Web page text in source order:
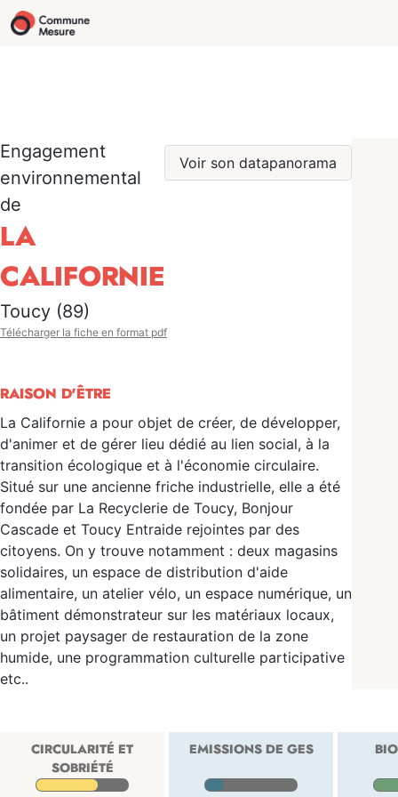
Engagement
environnemental
de
LA
CALIFORNIE
Voir son datapanorama
Toucy (89)
Télécharger la fiche en format pdf
RAISON D'ÊTRE
La Californie a pour objet de créer, de développer,
d'animer et de gérer lieu dédié au lien social, à la
transition écologique et à l'économie circulaire.
Situé sur une ancienne friche industrielle, elle a été
fondée par La Recyclerie de Toucy, Bonjour
Cascade et Toucy Entraide rejointes par des
citoyens. On y trouve notamment : deux magasins
solidaires, un espace de distribution d'aide
alimentaire, un atelier vélo, un espace numérique, un
bâtiment démonstrateur sur les matériaux locaux,
un projet paysager de restauration de la zone
humide, une programmation culturelle participative
etc..
CIRCULARITÉ ET
SOBRIÉTÉ
EMISSIONS DE GES